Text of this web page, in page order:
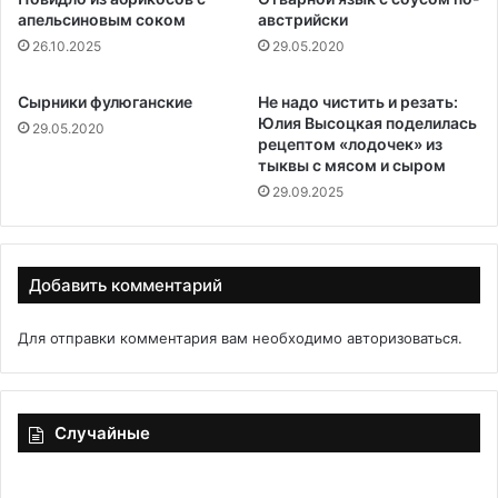
апельсиновым соком
26.10.2025
австрийски
29.05.2020
Сырники фулюганские
29.05.2020
Не надо чистить и резать:
Юлия Высоцкая поделилась
рецептом «лодочек» из
тыквы с мясом и сыром
29.09.2025
Добавить комментарий
Для отправки комментария вам необходимо авторизоваться.
Случайные